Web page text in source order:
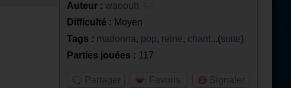
Auteur : waoouh
Difficulté : Moyen
Tags : madonna, pop, reine, chant...(suite)
Parties jouées : 117
Partager Favoris Signaler